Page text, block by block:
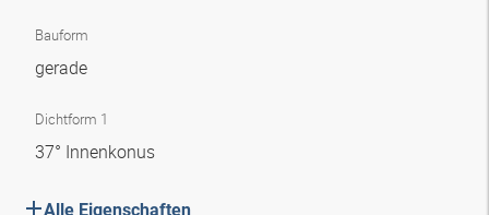
Bauform
gerade
Dichtform 1
37° Innenkonus
Alle Eigenschaften